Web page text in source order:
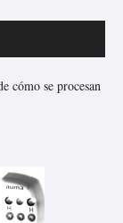
cómo se procesan